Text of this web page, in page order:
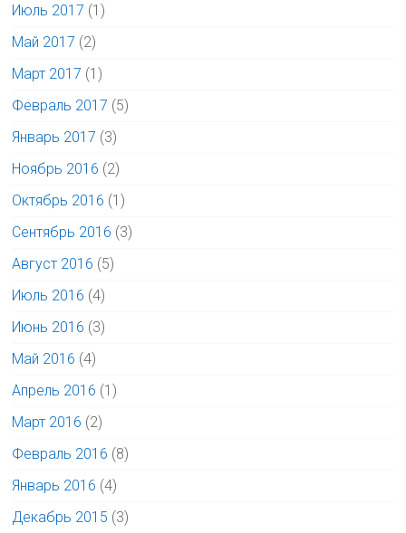
Июль 2017 (1)
Май 2017 (2)
Март 2017 (1)
Февраль 2017 (5)
Январь 2017 (3)
Ноябрь 2016 (2)
Октябрь 2016 (1)
Сентябрь 2016 (3)
Август 2016 (5)
Июль 2016 (4)
Июнь 2016 (3)
Май 2016 (4)
Апрель 2016 (1)
Март 2016 (2)
Февраль 2016 (8)
Январь 2016 (4)
Декабрь 2015 (3)